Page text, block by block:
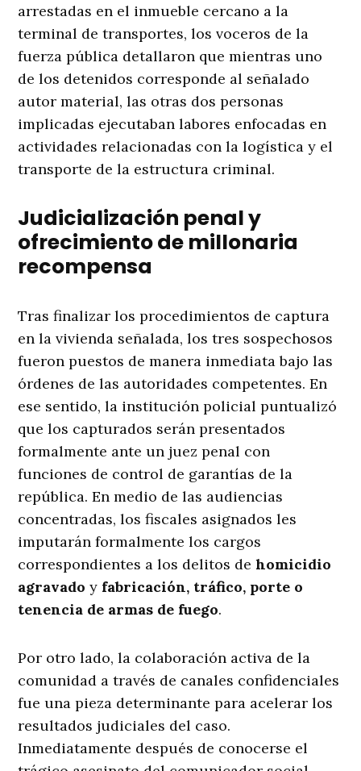
arrestadas en el inmueble cercano a la
terminal de transportes, los voceros de la
fuerza pública detallaron que mientras uno
de los detenidos corresponde al señalado
autor material, las otras dos personas
implicadas ejecutaban labores enfocadas en
actividades relacionadas con la logística y el
transporte de la estructura criminal.
Judicialización penal y
ofrecimiento de millonaria
recompensa
Tras finalizar los procedimientos de captura
en la vivienda señalada, los tres sospechosos
fueron puestos de manera inmediata bajo las
órdenes de las autoridades competentes. En
ese sentido, la institución policial puntualizó
que los capturados serán presentados
formalmente ante un juez penal con
funciones de control de garantías de la
república. En medio de las audiencias
concentradas, los fiscales asignados les
imputarán formalmente los cargos
correspondientes a los delitos dehomicidio
agravado y fabricación, tráfico, porte o
tenencia de armas de fuego.
Por otro lado, la colaboración activa de la
comunidad a través de canales confidenciales
fue una pieza determinante para acelerar los
resultados judiciales del caso.
Inmediatamente después de conocerse el